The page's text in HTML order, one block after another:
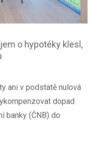
o hypotéky klesl,
ani v podstatě nulová
dopad
banky (ČNB) do